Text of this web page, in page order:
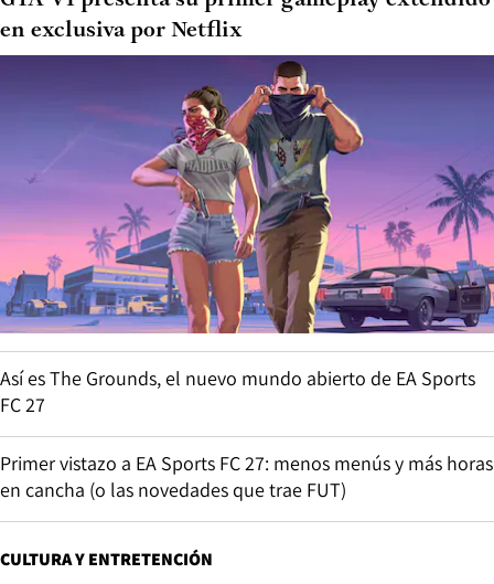
en exclusiva por Netflix
Así es The Grounds, el nuevo mundo abierto de EA Sports
FC 27
Primer vistazo a EA Sports FC 27: menos menús y más horas
en cancha (o las novedades que trae FUT)
CULTURA Y ENTRETENCIÓN